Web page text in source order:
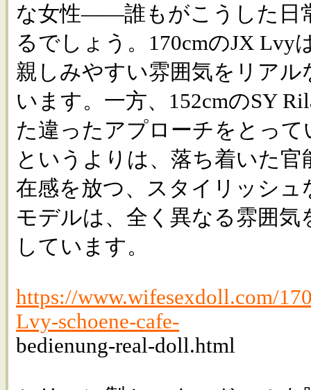
な女性――誰もがこうした日
るでしょう。170cmのJX Lvy
親しみやすい雰囲気をリア
います。一方、152cmのSY
た違ったアプローチをとっ
というよりは、落ち着いた官
在感を放つ、スタイリッシュ
モデルは、全く異なる雰囲気
しています。
https://www.wifesexdoll.com/
Lvy-schoene-cafe-
bedienung-real-doll.html